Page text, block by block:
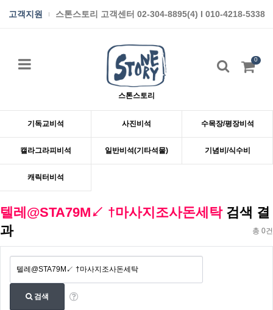
고객지원 스톤스토리 고객센터 02-304-8895(4) I 010-4218-5338
스톤스토리
0
기독교비석 사진비석 수목장/평장비석
캘라그라피비석 일반비석(기타석물) 기념비/식수비
캐릭터비석
텔레@STA79M↙ †마사지조사돈세탁검색 결
과
총 0건
검색